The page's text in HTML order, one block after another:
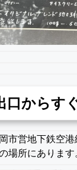
口からす
市営地下鉄空
場所にあります